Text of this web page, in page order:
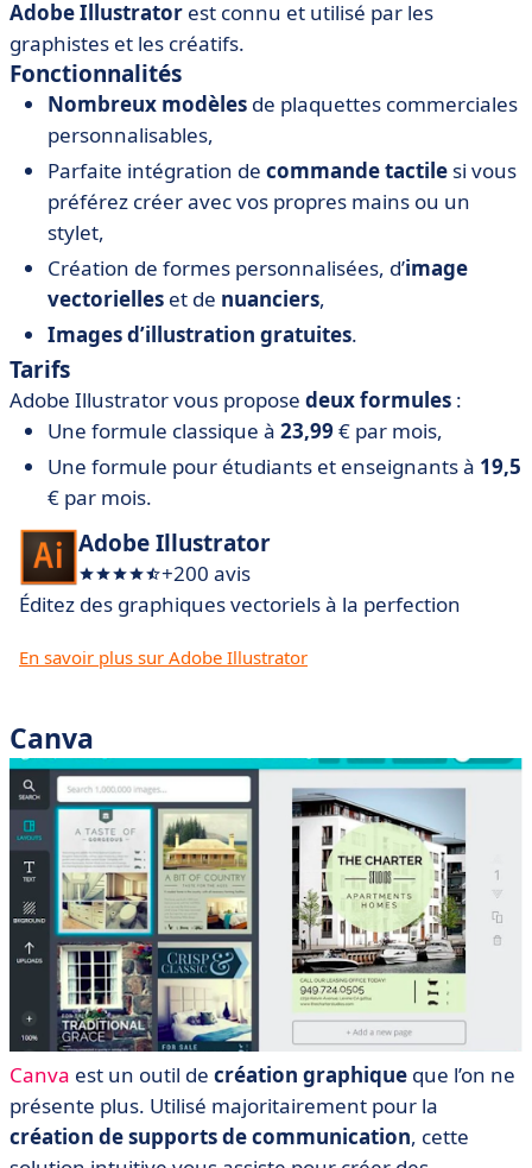
Adobe Illustrator est connu et utilisé par les
graphistes et les créatifs.
Fonctionnalités
Nombreux modèles de plaquettes commerciales
personnalisables,
Parfaite intégration de commande tactile si vous
préférez créer avec vos propres mains ou un
stylet,
Création de formes personnalisées, d’image
vectorielles et de nuanciers,
Images d’illustration gratuites.
Tarifs
Adobe Illustrator vous propose deux formules :
Une formule classique à 23,99 € par mois,
Une formule pour étudiants et enseignants à 19,5
€ par mois.
Adobe Illustrator
+200 avis
Éditez des graphiques vectoriels à la perfection
En savoir plus sur Adobe Illustrator
Canva
Canva est un outil de création graphique que l’on ne
présente plus. Utilisé majoritairement pour la
création de supports de communication, cette